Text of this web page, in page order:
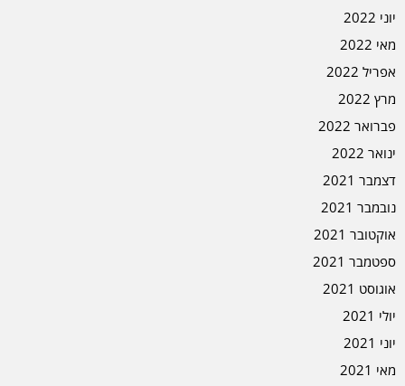
יוני 2022
מאי 2022
אפריל 2022
מרץ 2022
פברואר 2022
ינואר 2022
דצמבר 2021
נובמבר 2021
אוקטובר 2021
ספטמבר 2021
אוגוסט 2021
יולי 2021
יוני 2021
מאי 2021